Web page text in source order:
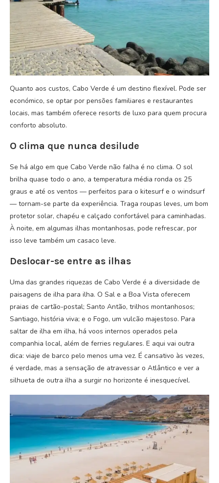
Quanto aos custos, Cabo Verde é um destino flexível. Pode ser
económico, se optar por pensões familiares e restaurantes
locais, mas também oferece resorts de luxo para quem procura
conforto absoluto.
O clima que nunca desilude
Se há algo em que Cabo Verde não falha é no clima. O sol
brilha quase todo o ano, a temperatura média ronda os 25
graus e até os ventos — perfeitos para o kitesurf e o windsurf
— tornam-se parte da experiência. Traga roupas leves, um bom
protetor solar, chapéu e calçado confortável para caminhadas.
À noite, em algumas ilhas montanhosas, pode refrescar, por
isso leve também um casaco leve.
Deslocar-se entre as ilhas
Uma das grandes riquezas de Cabo Verde é a diversidade de
paisagens de ilha para ilha. O Sal e a Boa Vista oferecem
praias de cartão-postal; Santo Antão, trilhos montanhosos;
Santiago, história viva; e o Fogo, um vulcão majestoso. Para
saltar de ilha em ilha, há voos internos operados pela
companhia local, além de ferries regulares. E aqui vai outra
dica: viaje de barco pelo menos uma vez. É cansativo às vezes,
é verdade, mas a sensação de atravessar o Atlântico e ver a
silhueta de outra ilha a surgir no horizonte é inesquecível.